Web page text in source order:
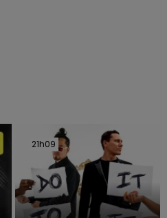
21h09
21h09